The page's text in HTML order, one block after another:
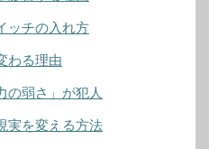
ッチの入れ方
わる理由
の弱さ」が犯人
実を変える方法